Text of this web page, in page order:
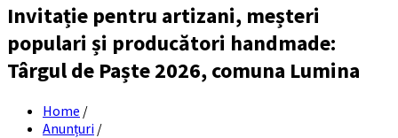
Invitație pentru artizani, meșteri
populari și producători handmade:
Târgul de Paște 2026, comuna Lumina
Home /
Anunțuri /